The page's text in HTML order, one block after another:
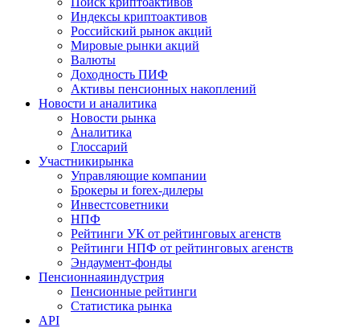
Индексы криптоактивов
Российский рынок акций
Мировые рынки акций
Валюты
Доходность ПИФ
Активы пенсионных накоплений
Новости и аналитика
Новости рынка
Аналитика
Глоссарий
Участникирынка
Управляющие компании
Брокеры и forex-дилеры
Инвестсоветники
НПФ
Рейтинги УК от рейтинговых агенств
Рейтинги НПФ от рейтинговых агенств
Эндаумент-фонды
Пенсионнаяиндустрия
Пенсионные рейтинги
Статистика рынка
API